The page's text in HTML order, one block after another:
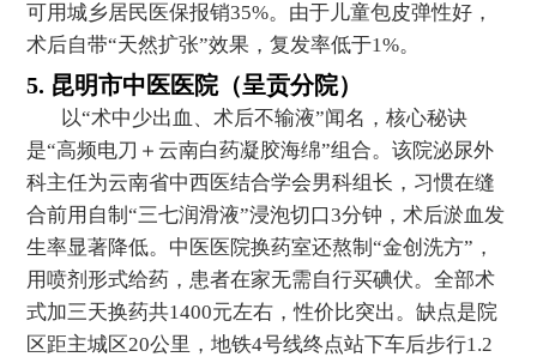
可用城乡居民医保报销35%。由于儿童包皮弹性好，
术后自带“天然扩张”效果，复发率低于1%。
5. 昆明市中医医院（呈贡分院）
以“术中少出血、术后不输液”闻名，核心秘诀
是“高频电刀＋云南白药凝胶海绵”组合。该院泌尿外
科主任为云南省中西医结合学会男科组长，习惯在缝
合前用自制“三七润滑液”浸泡切口3分钟，术后淤血发
生率显著降低。中医医院换药室还熬制“金创洗方”，
用喷剂形式给药，患者在家无需自行买碘伏。全部术
式加三天换药共1400元左右，性价比突出。缺点是院
区距主城区20公里，地铁4号线终点站下车后步行1.2